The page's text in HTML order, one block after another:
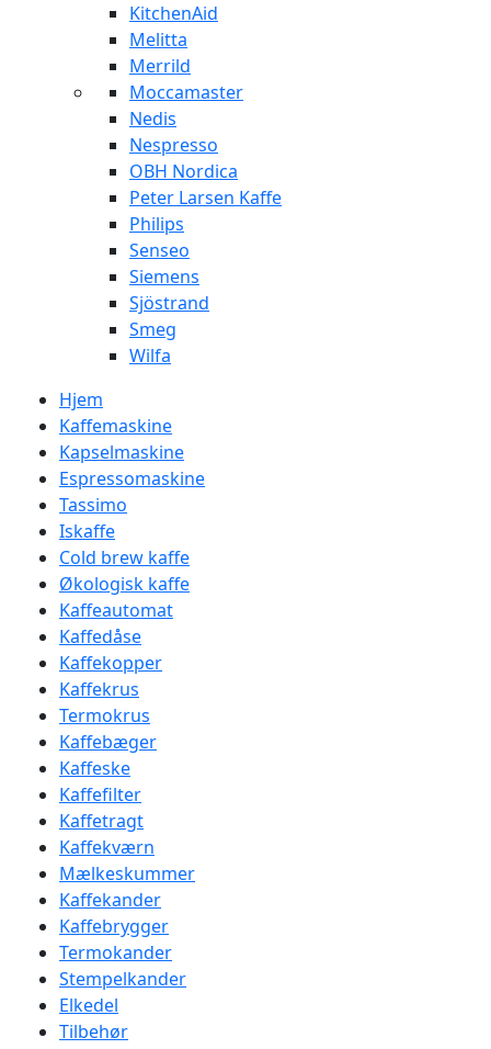
KitchenAid
Melitta
Merrild
Moccamaster
Nedis
Nespresso
OBH Nordica
Peter Larsen Kaffe
Philips
Senseo
Siemens
Sjöstrand
Smeg
Wilfa
Hjem
Kaffemaskine
Kapselmaskine
Espressomaskine
Tassimo
Iskaffe
Cold brew kaffe
Økologisk kaffe
Kaffeautomat
Kaffedåse
Kaffekopper
Kaffekrus
Termokrus
Kaffebæger
Kaffeske
Kaffefilter
Kaffetragt
Kaffekværn
Mælkeskummer
Kaffekander
Kaffebrygger
Termokander
Stempelkander
Elkedel
Tilbehør